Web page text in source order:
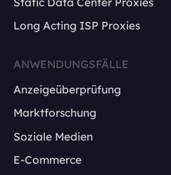
Long Acting ISP Proxies
ANWENDUNGSFÄLLE
Anzeigeüberprüfung
Marktforschung
Soziale Medien
E-Commerce